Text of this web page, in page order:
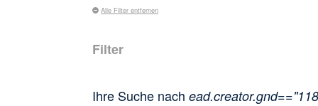
Alle Filter entfernen
Filter
Ihre Suche nach